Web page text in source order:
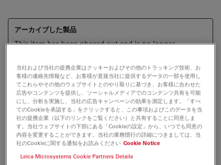
アーカイブした製品
This item has been phased out and is no longer
alternative products that may suit your needs.
Google Scholarで関連論文を検索
Enhanced (X-band) microwave shielding properties of
pure magnesium by addition of diamagnetic titanium
micro-particulates
Pandey R, Tekumalla S, Gupta M
当社および当社の提携企業はクッキーおよびその他のトラッキング技術、お
客様の連絡先情報など、お客様が直接当社に提供するデータの一部を使用し
てこれらやその他のウェブサイトとのやり取りに基づき、お客様に合わせた
広告やコンテンツを提供し、ソーシャルメディアでのコンテンツ共有を可能
にし、分析を実施し、当社の広告キャンペーンの効果を測定します。「すべ
てのCookieを承認する」をクリックすると、この事項およびこのデータを当
社の提携企業（以下のリンクをご覧ください）と共有することに同意しま
す。当社ウェブサイトの下部にある「Cookieの設定」から、いつでも同意の
内容を変更することができます。当社の業務慣行の詳細につきましては、当
社のCookieに関する通知をお読みください Cookie Notice
Leica Microsystems Cookie Partners Details